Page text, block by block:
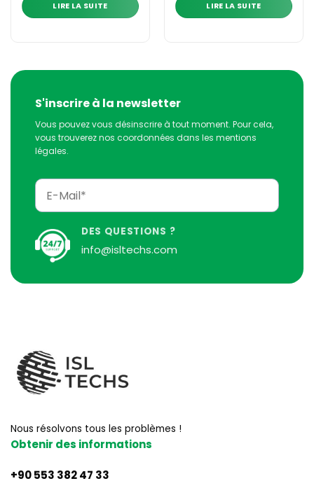
LIRE LA SUITE LIRE LA SUITE
S'inscrire à la newsletter
Vous pouvez vous désinscrire à tout moment. Pour cela,
vous trouverez nos coordonnées dans les mentions
légales.
DES QUESTIONS ?
info@isltechs.com
Nous résolvons tous les problèmes !
Obtenir des informations
+90 553 382 47 33